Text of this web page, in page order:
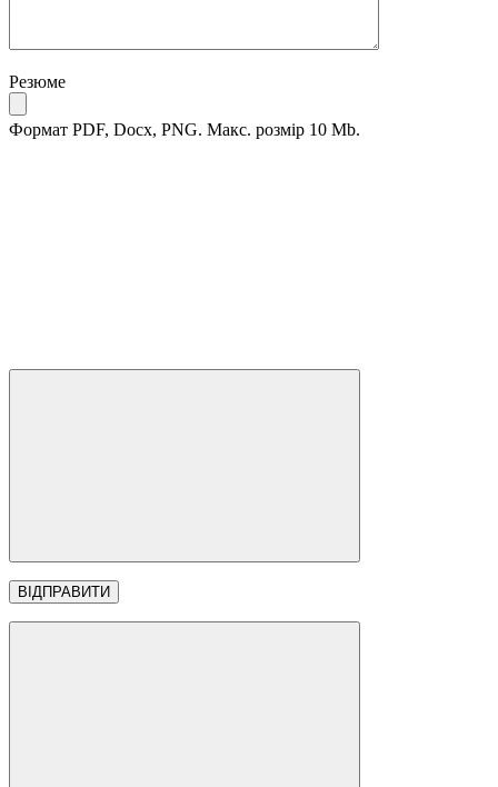
Резюме
Формат PDF, Docx, PNG. Макс. розмір 10 Mb.